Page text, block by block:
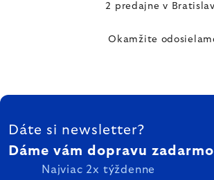
2 predajne v
Okamžite
ZÁPÄTIE
Dáte si newsletter?
Dáme vám dopravu zadarmo
Najviac 2x týždenne